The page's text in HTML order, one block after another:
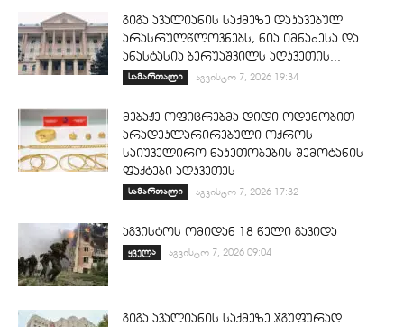
გიგა ავალიანის საქმეზე დაკავებულ
არასრულწლოვნებს, ნია იმნაძესა და
ანასტასია ბერუაშვილს აღკვეთის...
სამართალი აგვისტო 7, 2026 19:34
მებაჟე ოფიცრებმა დიდი ოდენობით
არადეკლარირებული ოქროს
საიუველირო ნაკეთობების შემოტანის
ფაქტები აღკვეთეს
სამართალი აგვისტო 7, 2026 17:32
აგვისტოს ომიდან 18 წელი გავიდა
ყველა აგვისტო 7, 2026 09:04
გიგა ავალიანის საქმეზე ჯგუფურად